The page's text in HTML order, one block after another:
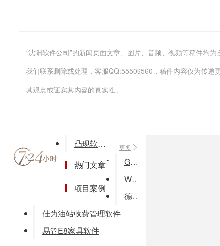
我们联系删除或处理，客服QQ:55506560，稿件内容仅为传递
其观点或证实其内容的真实性。
更多
热门文章
项目案例
凸现软件管家人进销存财务软件
GSM定位技术的研究与实现(论文word格式)
WorkAuto学校收费管理系统
德米萨P系列进销存标准版集成CRM管理、进销存、财务管理、办公管理
佳为油站收费管理软件
易管E8家具软件